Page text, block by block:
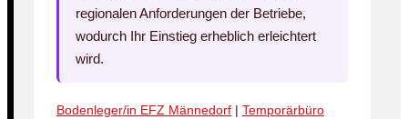
regionalen Anforderungen der Betriebe,
wodurch Ihr Einstieg erheblich erleichtert
wird.
Bodenleger/in EFZ Männedorf | Temporärbüro